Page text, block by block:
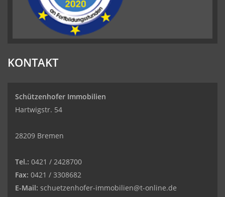
KONTAKT
Schützenhofer Immobilien
Hartwigstr. 54
28209 Bremen
Tel.: 0421 / 2428700
Fax: 0421 / 3308682
E-Mail: schuetzenhofer-immobilien@t-online.de